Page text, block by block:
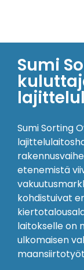
Sumi
Sumi Sorting
etenemistä
kohdistuivat
laitokselle on
ulkomaisen